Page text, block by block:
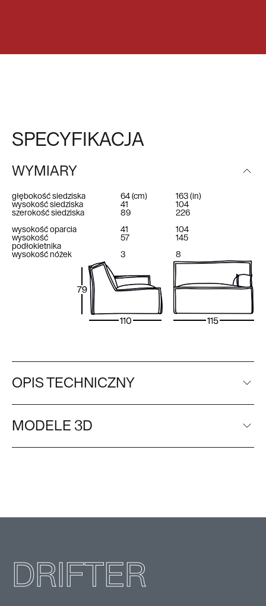
SPECYFIKACJA
WYMIARY
głębokość siedziska 64 (cm) 163 (in)
wysokość siedziska
41
104
szerokość siedziska
89
226
wysokość oparcia
41
104
wysokość
podłokietnika
57
145
wysokość nóżek
3 8
OPIS TECHNICZNY
MODELE 3D
DRIFTER